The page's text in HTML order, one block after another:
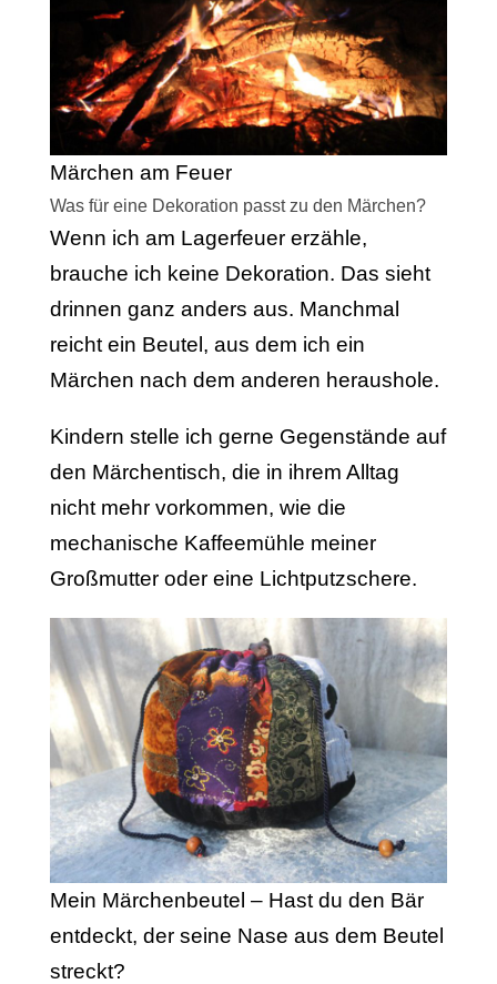
Märchen am Feuer
Was für eine Dekoration passt zu den Märchen?
Wenn ich am Lagerfeuer erzähle,
brauche ich keine Dekoration. Das sieht
drinnen ganz anders aus. Manchmal
reicht ein Beutel, aus dem ich ein
Märchen nach dem anderen heraushole.
Kindern stelle ich gerne Gegenstände auf
den Märchentisch, die in ihrem Alltag
nicht mehr vorkommen, wie die
mechanische Kaffeemühle meiner
Großmutter oder eine Lichtputzschere.
Mein Märchenbeutel – Hast du den Bär
entdeckt, der seine Nase aus dem Beutel
streckt?